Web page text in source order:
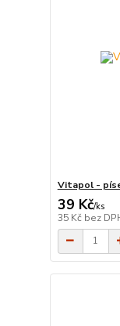
Vitapol -
39 Kč/ks
35 Kč bez